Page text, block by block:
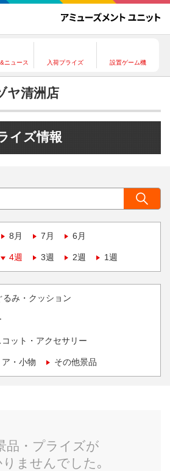
ニュース 入荷プライズ 設置ゲーム機
ヤ清洲店
イズ情報
8月 7月 6月
4週 3週 2週 1週
るみ・クッション
ット・アクセサリー
・小物 その他景品